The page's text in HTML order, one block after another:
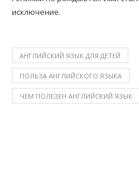
исключение.
АНГЛИЙСКИЙ ЯЗЫК ДЛЯ ДЕТЕЙ
ПОЛЬЗА АНГЛИЙСКОГО ЯЗЫКА
ЧЕМ ПОЛЕЗЕН АНГЛИЙСКИЙ ЯЗЫК